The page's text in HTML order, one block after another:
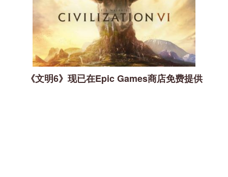
《文明6》现已在Epic Games商店免费提供